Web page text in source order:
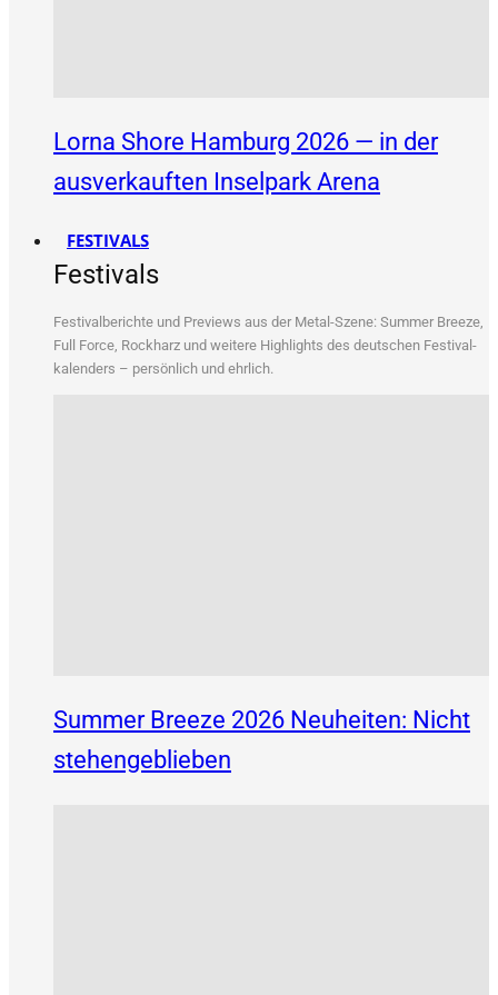
Lorna Shore Hamburg 2026 — in der
ausverkauften Inselpark Arena
FESTIVALS
Festivals
Fes­ti­val­be­rich­te und Pre­views aus der Metal-Sze­ne: Sum­mer Bree­ze,
Full Force, Rock­harz und wei­te­re High­lights des deut­schen Fes­ti­val­
ka­len­ders – per­sön­lich und ehrlich.
Summer Breeze 2026 Neuheiten: Nicht
stehengeblieben